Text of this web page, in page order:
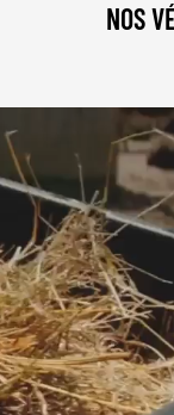
NOS